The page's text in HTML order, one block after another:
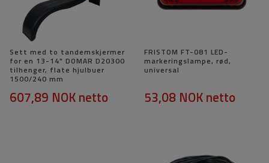
Sett med to tandemskjermer
for en 13-14" DOMAR D20300
tilhenger, flate hjulbuer
1500/240 mm
607,89 NOKnetto
FRISTOM FT-081 LED-
markeringslampe, rød,
universal
53,08 NOKnetto